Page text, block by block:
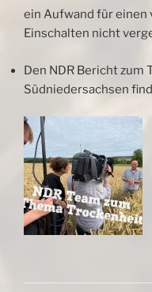
ein Aufwand für einen
Einschalten nicht
Den NDR Bericht zum
Südniedersachsen